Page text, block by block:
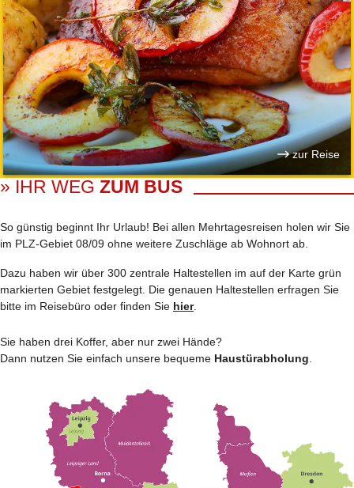
zur Reise
» IHR WEG ZUM BUS
So günstig beginnt Ihr Urlaub! Bei allen Mehrtages­reisen holen wir Sie
im PLZ-Gebiet 08/09 ohne weitere Zuschläge ab Wohnort ab.
Dazu haben wir über 300 zentrale Haltestellen im auf der Karte grün
markierten Gebiet festgelegt. Die genauen Haltestellen erfragen Sie
bitte im Reisebüro oder finden Sie hier.
Sie haben drei Koffer, aber nur zwei Hände?
Dann nutzen Sie einfach unsere bequeme Haustürabholung